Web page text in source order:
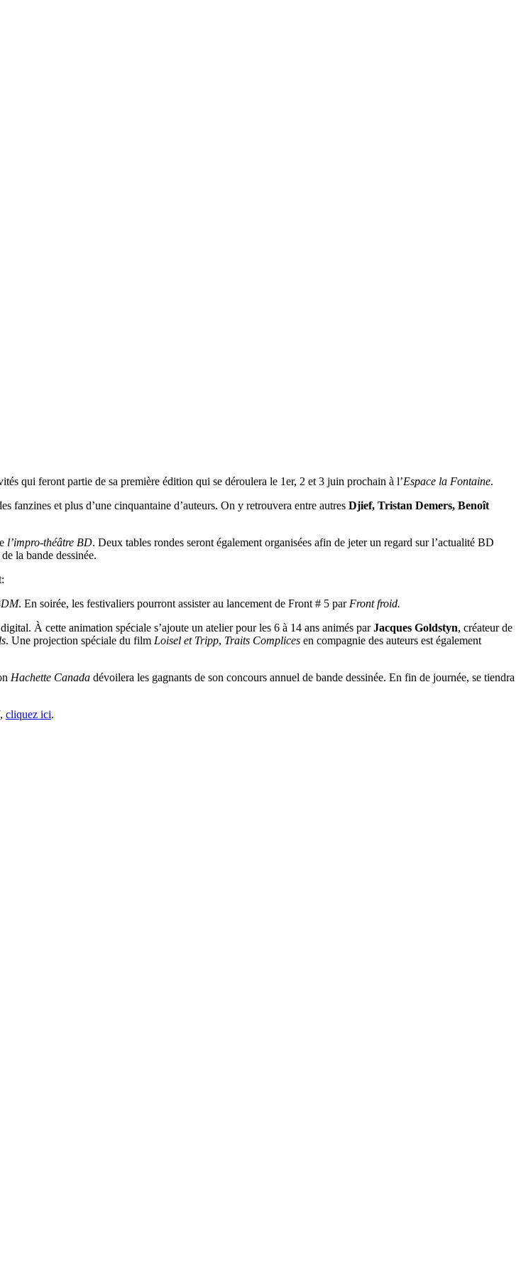
qui feront partie de sa première édition qui se déroulera le 1er, 2 et 3 juin prochain à l’Espace la Fontaine.
fanzines et plus d’une cinquantaine d’auteurs. On y retrouvera entre autres Djief, Tristan Demers, Benoît
l’impro-théâtre BD. Deux tables rondes seront également organisées afin de jeter un regard sur l’actualité BD
la bande dessinée.
. En soirée, les festivaliers pourront assister au lancement de Front # 5 parFront froid.
À cette animation spéciale s’ajoute un atelier pour les 6 à 14 ans animés parJacques Goldstyn, créateur de
. Une projection spéciale du film Loisel et Tripp, Traits Complices en compagnie des auteurs est également
Hachette Canada dévoilera les gagnants de son concours annuel de bande dessinée. En fin de journée, se tiendra
, cliquez ici.